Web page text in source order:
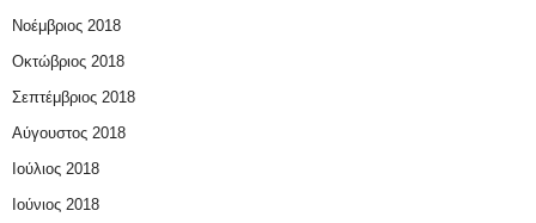
Νοέμβριος 2018
Οκτώβριος 2018
Σεπτέμβριος 2018
Αύγουστος 2018
Ιούλιος 2018
Ιούνιος 2018